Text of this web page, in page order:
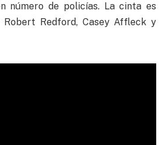
número de policías. La cinta es
Robert Redford, Casey Affleck y